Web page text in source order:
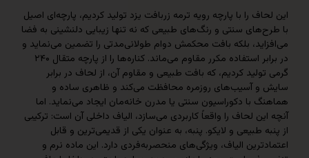
را با پارچه رویه ترمه زربافت یزد تولید کردیم، پارچه‌ای اصیل
سنتی و رنگ‌های طبیعی که نه تنها زیبایی دلنشینی به فضا
بلکه بافت محکمش دوام طولانی‌مدتی را تضمین می‌نماید و
در برابر استفاده مکرر مقاوم می‌ماند. کناره‌ها را از پارچه متقال ۲۴۰
کردیم، که بافت طبیعی و مقاوم آن، از لحاف در برابر
آسیب‌های روزمره محافظت می‌کند و ظاهری ساده و
با دکوراسیون سنتی یا مدرن خانه‌مان ایجاد می‌نماید. اما
لحاف را واقعاً کاربردی می‌سازد، الیاف داخلی آن است: ترکیبی
طبیعی و لایکو. پنبه، به عنوان یکی از قدیمی‌ترین و قابل
الیاف، ویژگی‌های منحصربه‌فردی دارد. این ماده نرم و